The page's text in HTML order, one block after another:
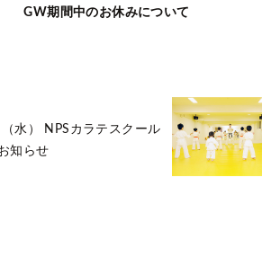
GW期間中のお休みについて
水） NPSカラテスクール
知らせ